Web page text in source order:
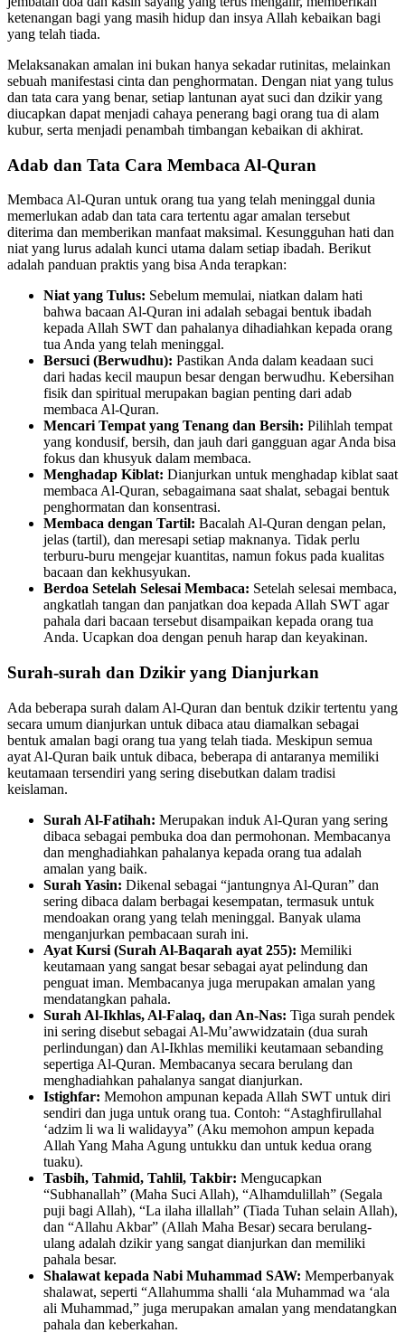
ketenangan bagi yang masih hidup dan insya Allah kebaikan bagi
yang telah tiada.
Melaksanakan amalan ini bukan hanya sekadar rutinitas, melainkan
sebuah manifestasi cinta dan penghormatan. Dengan niat yang tulus
dan tata cara yang benar, setiap lantunan ayat suci dan dzikir yang
diucapkan dapat menjadi cahaya penerang bagi orang tua di alam
kubur, serta menjadi penambah timbangan kebaikan di akhirat.
Adab dan Tata Cara Membaca Al-Quran
Membaca Al-Quran untuk orang tua yang telah meninggal dunia
memerlukan adab dan tata cara tertentu agar amalan tersebut
diterima dan memberikan manfaat maksimal. Kesungguhan hati dan
niat yang lurus adalah kunci utama dalam setiap ibadah. Berikut
adalah panduan praktis yang bisa Anda terapkan:
Niat yang Tulus: Sebelum memulai, niatkan dalam hati
bahwa bacaan Al-Quran ini adalah sebagai bentuk ibadah
kepada Allah SWT dan pahalanya dihadiahkan kepada orang
tua Anda yang telah meninggal.
Bersuci (Berwudhu): Pastikan Anda dalam keadaan suci
dari hadas kecil maupun besar dengan berwudhu. Kebersihan
fisik dan spiritual merupakan bagian penting dari adab
membaca Al-Quran.
Mencari Tempat yang Tenang dan Bersih: Pilihlah tempat
yang kondusif, bersih, dan jauh dari gangguan agar Anda bisa
fokus dan khusyuk dalam membaca.
Menghadap Kiblat: Dianjurkan untuk menghadap kiblat saat
membaca Al-Quran, sebagaimana saat shalat, sebagai bentuk
penghormatan dan konsentrasi.
Membaca dengan Tartil: Bacalah Al-Quran dengan pelan,
jelas (tartil), dan meresapi setiap maknanya. Tidak perlu
terburu-buru mengejar kuantitas, namun fokus pada kualitas
bacaan dan kekhusyukan.
Berdoa Setelah Selesai Membaca: Setelah selesai membaca,
angkatlah tangan dan panjatkan doa kepada Allah SWT agar
pahala dari bacaan tersebut disampaikan kepada orang tua
Anda. Ucapkan doa dengan penuh harap dan keyakinan.
Surah-surah dan Dzikir yang Dianjurkan
Ada beberapa surah dalam Al-Quran dan bentuk dzikir tertentu yang
secara umum dianjurkan untuk dibaca atau diamalkan sebagai
bentuk amalan bagi orang tua yang telah tiada. Meskipun semua
ayat Al-Quran baik untuk dibaca, beberapa di antaranya memiliki
keutamaan tersendiri yang sering disebutkan dalam tradisi
keislaman.
Surah Al-Fatihah: Merupakan induk Al-Quran yang sering
dibaca sebagai pembuka doa dan permohonan. Membacanya
dan menghadiahkan pahalanya kepada orang tua adalah
amalan yang baik.
Surah Yasin: Dikenal sebagai “jantungnya Al-Quran” dan
sering dibaca dalam berbagai kesempatan, termasuk untuk
mendoakan orang yang telah meninggal. Banyak ulama
menganjurkan pembacaan surah ini.
Ayat Kursi (Surah Al-Baqarah ayat 255): Memiliki
keutamaan yang sangat besar sebagai ayat pelindung dan
penguat iman. Membacanya juga merupakan amalan yang
mendatangkan pahala.
Surah Al-Ikhlas, Al-Falaq, dan An-Nas: Tiga surah pendek
ini sering disebut sebagai Al-Mu’awwidzatain (dua surah
perlindungan) dan Al-Ikhlas memiliki keutamaan sebanding
sepertiga Al-Quran. Membacanya secara berulang dan
menghadiahkan pahalanya sangat dianjurkan.
Istighfar: Memohon ampunan kepada Allah SWT untuk diri
sendiri dan juga untuk orang tua. Contoh: “Astaghfirullahal
‘adzim li wa li walidayya” (Aku memohon ampun kepada
Allah Yang Maha Agung untukku dan untuk kedua orang
tuaku).
Tasbih, Tahmid, Tahlil, Takbir: Mengucapkan
“Subhanallah” (Maha Suci Allah), “Alhamdulillah” (Segala
puji bagi Allah), “La ilaha illallah” (Tiada Tuhan selain Allah),
dan “Allahu Akbar” (Allah Maha Besar) secara berulang-
ulang adalah dzikir yang sangat dianjurkan dan memiliki
pahala besar.
Shalawat kepada Nabi Muhammad SAW: Memperbanyak
shalawat, seperti “Allahumma shalli ‘ala Muhammad wa ‘ala
ali Muhammad,” juga merupakan amalan yang mendatangkan
pahala dan keberkahan.